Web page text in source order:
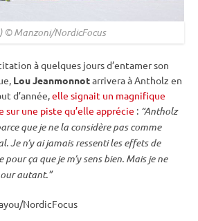
© Manzoni/NordicFocus
à quelques jours d’entamer son
Lou Jeanmonnotarrivera à Antholz en
d’année,elle signait un magnifique
une piste qu’elle apprécie : “Antholz
que je ne la considère pas comme
Je n’y ai jamais ressenti les effets de
pour ça que je m’y sens bien. Mais je ne
autant.”
NordicFocus